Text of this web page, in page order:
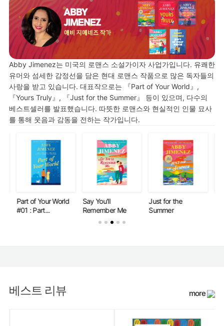
Abby Jimenez는 미국의 로맨스 소설가이자 사업가입니다. 유쾌한
유머와 섬세한 감정선을 담은 현대 로맨스 작품으로 많은 독자들의
사랑을 받고 있습니다. 대표작으로는 『Part of Your World』,
『Yours Truly』, 『Just for the Summer』 등이 있으며, 다수의
베스트셀러를 발표했습니다. 따뜻한 로맨스와 현실적인 인물 묘사
를 통해 웃음과 감동을 전하는 작가입니다.
Part of Your World
#01 : Part...
Say You'll
Remember Me
Just for the
Summer
베스트 리뷰 more